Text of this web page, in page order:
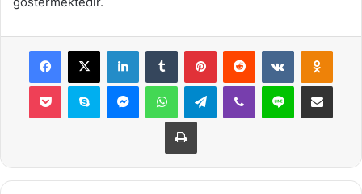
Facebook
X LinkedInTumblr PinterestReddit VKontakte
Pocket Skype MessengerWhatsAppTelegramViber Line E-Posta ile
Yazdır